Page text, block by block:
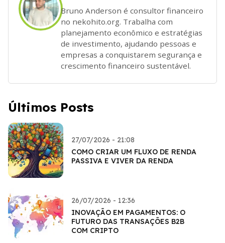
Bruno Anderson é consultor financeiro
no nekohito.org. Trabalha com
planejamento econômico e estratégias
de investimento, ajudando pessoas e
empresas a conquistarem segurança e
crescimento financeiro sustentável.
Últimos Posts
27/07/2026 - 21:08
COMO CRIAR UM FLUXO DE RENDA
PASSIVA E VIVER DA RENDA
26/07/2026 - 12:36
INOVAÇÃO EM PAGAMENTOS: O
FUTURO DAS TRANSAÇÕES B2B
COM CRIPTO